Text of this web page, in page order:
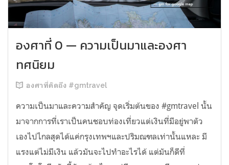
องศาที่ 0 — ความเป็นมาและองศา
ทศนิยม
องศาที่คิดถึง #gmtravel
ความเป็นมาและความสำคัญ จุดเริ่มต้นของ #gmtravel นั้น
มาจากการที่เราเป็นคนชอบท่องเที่ยวแต่เงินที่มีอยู่พาตัว
เองไปไกลสุดได้แค่กรุงเทพฯและปริมณฑลเท่านั้นแหละ มี
แรงแต่ไม่มีเงิน แล้วมันจะไปทำอะไรได้ แต่มันก็ดีที่